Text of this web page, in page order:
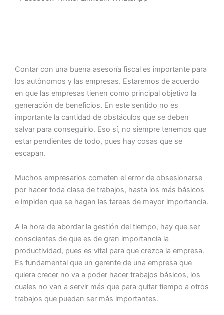
Contar con una buena asesoría fiscal es importante para
los autónomos y las empresas. Estaremos de acuerdo
en que las empresas tienen como principal objetivo la
generación de beneficios. En este sentido no es
importante la cantidad de obstáculos que se deben
salvar para conseguirlo. Eso sí, no siempre tenemos que
estar pendientes de todo, pues hay cosas que se
escapan.
Muchos empresarios cometen el error de obsesionarse
por hacer toda clase de trabajos, hasta los más básicos
e impiden que se hagan las tareas de mayor importancia.
A la hora de abordar la gestión del tiempo, hay que ser
conscientes de que es de gran importancia la
productividad, pues es vital para que crezca la empresa.
Es fundamental que un gerente de una empresa que
quiera crecer no va a poder hacer trabajos básicos, los
cuales no van a servir más que para quitar tiempo a otros
trabajos que puedan ser más importantes.